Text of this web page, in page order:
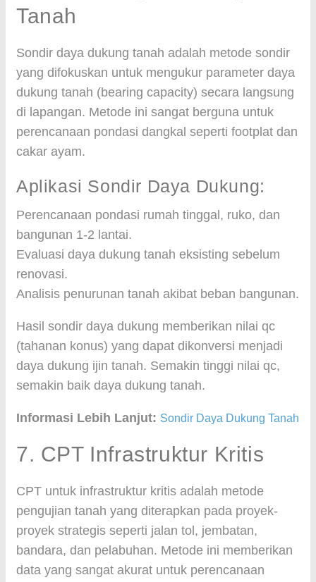
Tanah
Sondir daya dukung tanah adalah metode sondir
yang difokuskan untuk mengukur parameter daya
dukung tanah (bearing capacity) secara langsung
di lapangan. Metode ini sangat berguna untuk
perencanaan pondasi dangkal seperti footplat dan
cakar ayam.
Aplikasi Sondir Daya Dukung:
Perencanaan pondasi rumah tinggal, ruko, dan
bangunan 1-2 lantai.
Evaluasi daya dukung tanah eksisting sebelum
renovasi.
Analisis penurunan tanah akibat beban bangunan.
Hasil sondir daya dukung memberikan nilai qc
(tahanan konus) yang dapat dikonversi menjadi
daya dukung ijin tanah. Semakin tinggi nilai qc,
semakin baik daya dukung tanah.
Informasi Lebih Lanjut: Sondir Daya Dukung Tanah
7. CPT Infrastruktur Kritis
CPT untuk infrastruktur kritis adalah metode
pengujian tanah yang diterapkan pada proyek-
proyek strategis seperti jalan tol, jembatan,
bandara, dan pelabuhan. Metode ini memberikan
data yang sangat akurat untuk perencanaan